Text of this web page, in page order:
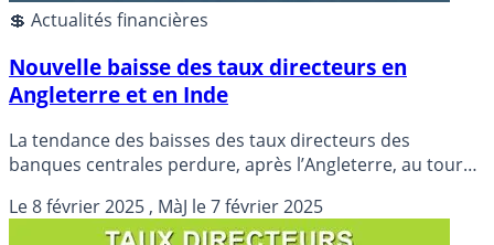
💲 Actualités financières
Nouvelle baisse des taux directeurs en
Angleterre et en Inde
La tendance des baisses des taux directeurs des
banques centrales perdure, après l’Angleterre, au tour
Le8 février 2025 , MàJ le7 février 2025